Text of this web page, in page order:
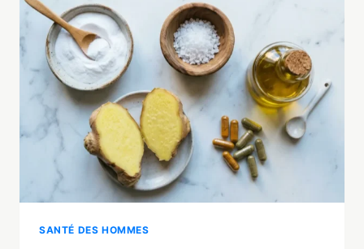
SOLUTIONS
NATURELLES
POUR
Y
REMÉDIER
SANTÉ DES HOMMES